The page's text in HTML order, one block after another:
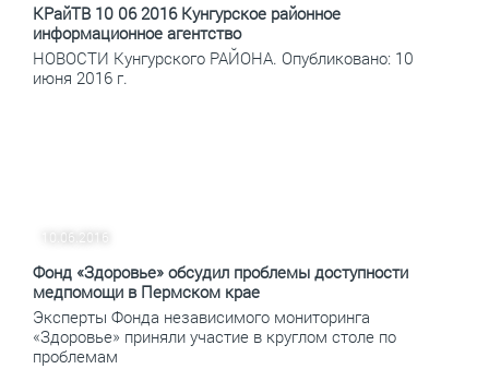
КРайТВ 10 06 2016 Кунгурское районное
информационное агентство
НОВОСТИ Кунгурского РАЙОНА. Опубликовано: 10
июня 2016 г.
10.06.2016
Фонд «Здоровье» обсудил проблемы доступности
медпомощи в Пермском крае
Эксперты Фонда независимого мониторинга
«Здоровье» приняли участие в круглом столе по
проблемам